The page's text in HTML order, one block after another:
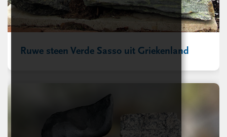
Ruwe steen Verde Sasso uit Griekenland